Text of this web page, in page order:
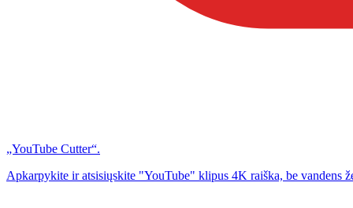
„YouTube Cutter“.
Apkarpykite ir atsisiųskite "YouTube" klipus 4K raiška, be vandens